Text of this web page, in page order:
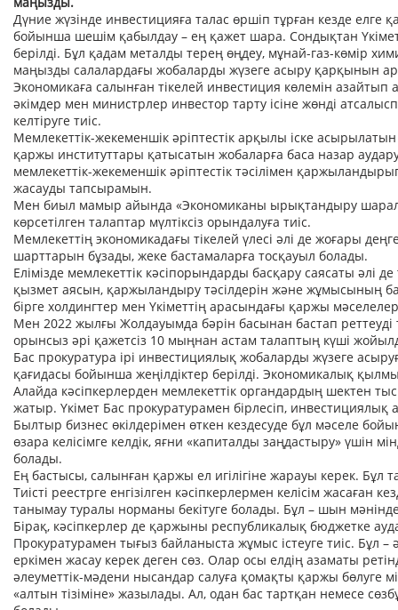
Дүние жүзінде инвестицияға талас өршіп тұрған кезде
бойынша шешім қабылдау – ең қажет шара. Сондықтан
берілді. Бұл қадам металды терең өңдеу, мұнай-газ-көмір
маңызды салалардағы жобаларды жүзеге асыру қарқынын
Экономикаға салынған тікелей инвестиция көлемін
әкімдер мен министрлер инвестор тарту ісіне жөнді
келтіруге тиіс.
Мемлекеттік-жекеменшік әріптестік арқылы іске
қаржы институттары қатысатын жобаларға баса назар
мемлекеттік-жекеменшік әріптестік тәсілімен
жасауды тапсырамын.
Мен биыл мамыр айында «Экономиканы ырықтандыру
көрсетілген талаптар мүлтіксіз орындалуға тиіс.
Мемлекеттің экономикадағы тікелей үлесі әлі де жоғары
шарттарын бұзады, жеке бастамаларға тосқауыл болады.
Елімізде мемлекеттік кәсіпорындарды басқару саясаты әлі
қызмет аясын, қаржыландыру тәсілдерін және жұмысының
бірге холдингтер мен Үкіметтің арасындағы қаржы
Мен 2022 жылғы Жолдауымда бәрін басынан бастап реттеуді
орынсыз әрі қажетсіз 10 мыңнан астам талаптың күші
Бас прокуратура ірі инвестициялық жобаларды жүзеге
қағидасы бойынша жеңілдіктер берілді. Экономикалық
Алайда кәсіпкерлерден мемлекеттік органдардың шектен
жатыр. Үкімет Бас прокуратурамен бірлесіп, инвестициялық
Былтыр бизнес өкілдерімен өткен кездесуде бұл мәселе
өзара келісімге келдік, яғни «капиталды заңдастыру» үшін
болады.
Ең бастысы, салынған қаржы ел игілігіне жарауы керек. Бұл
Тиісті реестрге енгізілген кәсіпкерлермен келісім
танымау туралы норманы бекітуге болады. Бұл – шын
Бірақ, кәсіпкерлер де қаржыны республикалық бюджетке
Прокуратурамен тығыз байланыста жұмыс істеуге тиіс. Бұл
еркімен жасау керек деген сөз. Олар осы елдің азаматы
әлеуметтік-мәдени нысандар салуға қомақты қаржы бөлуге
«алтын тізіміне» жазылады. Ал, одан бас тартқан немесе